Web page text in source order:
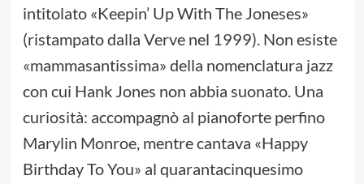
intitolato «Keepin’ Up With The Joneses»
(ristampato dalla Verve nel 1999). Non esiste
«mammasantissima» della nomenclatura jazz
con cui Hank Jones non abbia suonato. Una
curiosità: accompagnò al pianoforte perfino
Marylin Monroe, mentre cantava «Happy
Birthday To You» al quarantacinquesimo